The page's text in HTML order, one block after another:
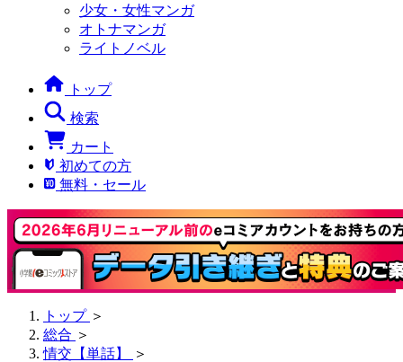
少女・女性マンガ
オトナマンガ
ライトノベル
トップ
検索
カート
初めての方
無料・セール
トップ ＞
総合 ＞
情交【単話】
＞